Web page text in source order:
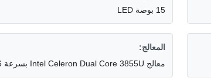
15 بوصة LED
المعالج:
معالج Intel Celeron Dual Core 3855U بسرعة 1.6 جيجاهرتز